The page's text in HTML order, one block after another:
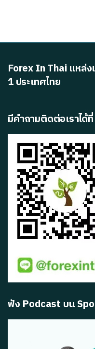
Forex In Thai แหล่ง
1 ประเทศไทย
มีคำถามติดต่อเราได้ที่
ฟัง Podcast บน